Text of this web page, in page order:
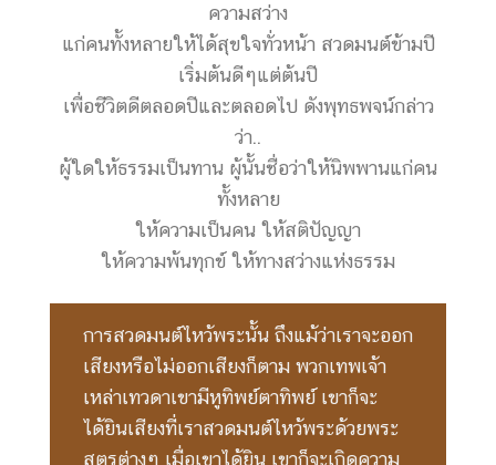
ความสว่าง
แก่คนทั้งหลายให้ได้สุขใจทั่วหน้า สวดมนต์ข้ามปี
เริ่มต้นดีๆแต่ต้นปี
เพื่อชีวิตดีตลอดปีและตลอดไป ดังพุทธพจน์กล่าว
ว่า..
ผู้ใดให้ธรรมเป็นทาน ผู้นั้นชื่อว่าให้นิพพานแก่คน
ทั้งหลาย
ให้ความเป็นคน ให้สติปัญญา
ให้ความพ้นทุกข์ ให้ทางสว่างแห่งธรรม
การสวดมนต์ไหว้พระนั้น ถึงแม้ว่าเราจะออก
เสียงหรือไม่ออกเสียงก็ตาม พวกเทพเจ้า
เหล่าเทวดาเขามีหูทิพย์ตาทิพย์ เขาก็จะ
ได้ยินเสียงที่เราสวดมนต์ไหว้พระด้วยพระ
สูตรต่างๆ เมื่อเขาได้ยิน เขาก็จะเกิดความ